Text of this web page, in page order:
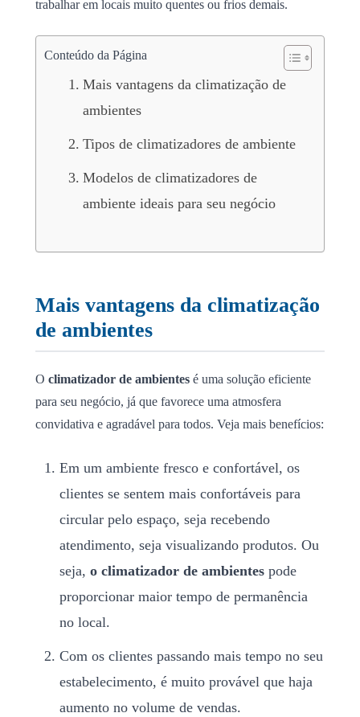
trabalhar em locais muito quentes ou frios demais.
Conteúdo da Página
Mais vantagens da climatização de
ambientes
Tipos de climatizadores de ambiente
Modelos de climatizadores de
ambiente ideais para seu negócio
Mais vantagens da climatização
de ambientes
O climatizador de ambientes é uma solução eficiente
para seu negócio, já que favorece uma atmosfera
convidativa e agradável para todos. Veja mais benefícios:
Em um ambiente fresco e confortável, os
clientes se sentem mais confortáveis para
circular pelo espaço, seja recebendo
atendimento, seja visualizando produtos. Ou
seja, o climatizador de ambientes pode
proporcionar maior tempo de permanência
no local.
Com os clientes passando mais tempo no seu
estabelecimento, é muito provável que haja
aumento no volume de vendas.